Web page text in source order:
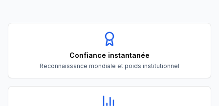
Confiance instantanée
Reconnaissance mondiale et poids institutionnel